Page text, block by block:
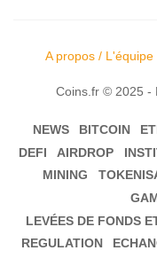
A propos / L'équipe
Coins.fr © 2025 -
NEWS BITCOIN
DEFI
AIRDROP
MINING
LEVÉES DE FONDS
REGULATION